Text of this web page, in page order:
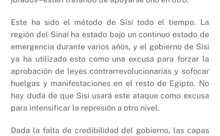
Este ha sido el método de Sisi todo el tiempo. La
región del Sinaí ha estado bajo un continuo estado de
emergencia durante varios años, y el gobierno de Sisi
ya ha utilizado esto como una excusa para forzar la
aprobación de leyes contrarrevolucionarias y sofocar
huelgas y manifestaciones en el resto de Egipto. No
hay duda de que Sisi usará este ataque como excusa
para intensificar la represión a otro nivel.
Dada la falta de credibilidad del gobierno, las capas